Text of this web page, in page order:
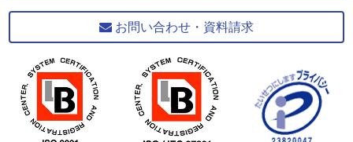
お問い合わせ・資料請求